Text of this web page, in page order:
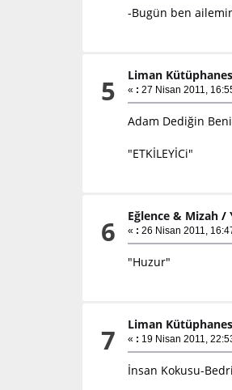
-Bugün ben
5 Liman
« : 27 Nisan 2011,
Adam Dediğin
"ETKİLEYİCi"
6 Eğlence & Mizah /
« : 26 Nisan 2011,
"Huzur"
7 Liman
« : 19 Nisan 2011,
İnsan Kokusu-